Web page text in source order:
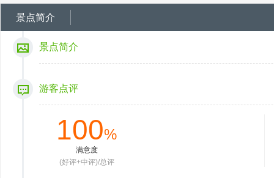
景点简介
景点简介
游客点评
100%
满意度
(好评+中评)/总评